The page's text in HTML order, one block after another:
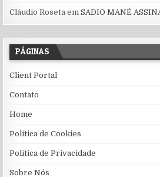
Cláudio Roseta emSADIO MANÉ
PÁGINAS
Client Portal
Contato
Home
Política de Cookies
Política de Privacidade
Sobre Nós